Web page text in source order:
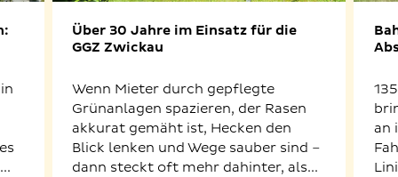
Über 30 Jahre im Einsatz für die
GGZ Zwickau
Wenn Mieter durch gepflegte
Grünanlagen spazieren, der Rasen
akkurat gemäht ist, Hecken den
Blick lenken und Wege sauber sind –
dann steckt oft mehr dahinter, als...
an